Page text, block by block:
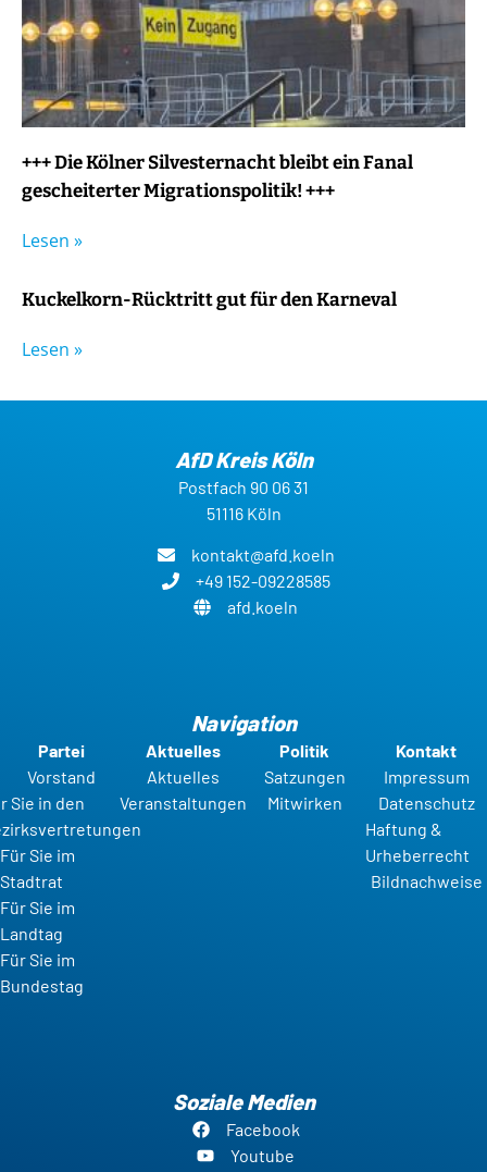
+++ Die Kölner Silvesternacht bleibt ein Fanal
gescheiterter Migrationspolitik! +++
Lesen »
Kuckelkorn-Rücktritt gut für den Karneval
Lesen »
AfD Kreis Köln
Postfach 90 06 31
51116 Köln
kontakt@afd.koeln
+49 152-09228585
afd.koeln
Navigation
Partei
Vorstand
Sie in den
Für Sie im
Stadtrat
Für Sie im
Landtag
Für Sie im
Bundestag
Aktuelles
Aktuelles
Veranstaltungen
Politik
Satzungen
Mitwirken
Kontakt
Impressum
Datenschutz
Haftung &
Urheberrecht
Bildnachweise
Soziale Medien
Facebook
Youtube